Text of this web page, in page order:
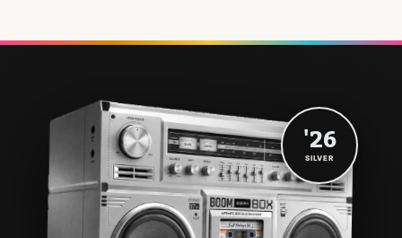
'26
SILVER